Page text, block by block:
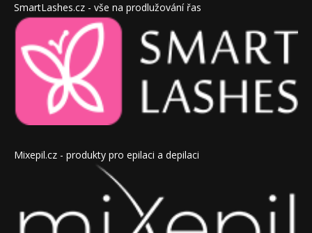
SmartLashes.cz - vše na prodlužování řas
Mixepil.cz - produkty pro epilaci a depilaci